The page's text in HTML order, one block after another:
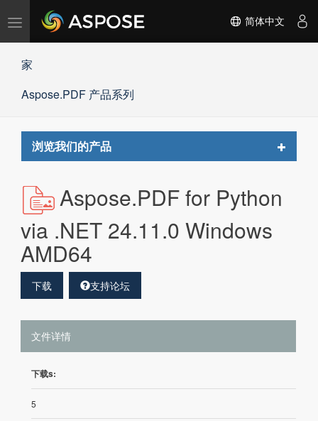
切
航
简体中文
家
Aspose.PDF 产品系列
浏览我们的产品
Toggle
Aspose.PDF for Python
via .NET 24.11.0 Windows
AMD64
下载 支持论坛
文件详情
下载s:
5